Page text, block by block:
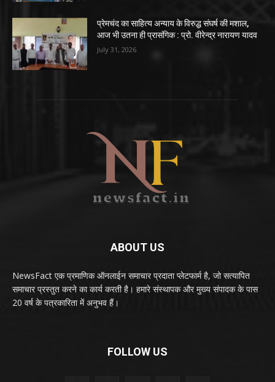
प्रेमचंद का साहित्य अन्याय के विरुद्ध संघर्ष की मशाल,
आज भी उतना ही प्रासंगिक : प्रो. वीरेन्द्र नारायण यादव
July 31, 2026
ABOUT US
NewsFact एक प्रमाणिक ऑनलाईन समाचार प्रदाता प्लेटफार्म है, जो सत्यापित
समाचार प्रस्तुत करने का कार्य करती है। हमारे संस्थापक और मुख्य संपादक के पास
20 वर्ष के पत्रकारिता में अनुभव हैं।
FOLLOW US